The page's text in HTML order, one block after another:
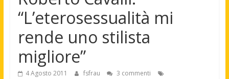
“L’eterosessualità mi
rende uno stilista
migliore”
4 Agosto 2011 fsfrau
3 commenti